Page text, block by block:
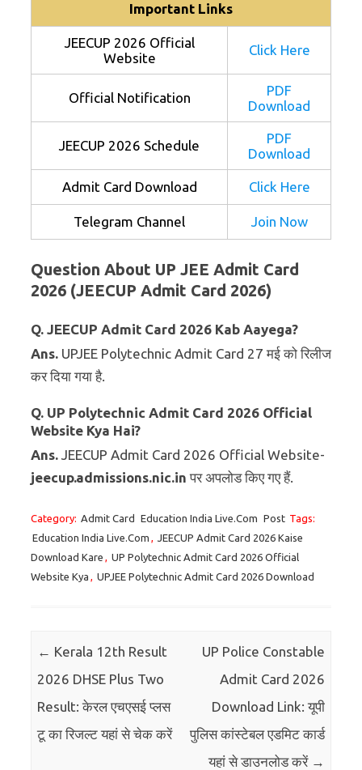
Important Links
JEECUP 2026 Official
Website
Click Here
Official Notification
PDF
Download
JEECUP 2026 Schedule
PDF
Download
Admit Card Download Click Here
Telegram Channel Join Now
Question About UP JEE Admit Card
2026 (JEECUP Admit Card 2026)
Q. JEECUP Admit Card 2026 Kab Aayega?
Ans. UPJEE Polytechnic Admit Card 27 मई को रिलीज
कर दिया गया है.
Q. UP Polytechnic Admit Card 2026 Official
Website Kya Hai?
Ans. JEECUP Admit Card 2026 Official Website-
jeecup.admissions.nic.in पर अपलोड किए गए हैं.
Category: Admit Card Education India Live.Com Post Tags:
Education India Live.Com , JEECUP Admit Card 2026 Kaise
Download Kare , UP Polytechnic Admit Card 2026 Official
Website Kya , UPJEE Polytechnic Admit Card 2026 Download
Post navigation
← Kerala 12th Result
2026 DHSE Plus Two
Result: केरल एचएसई प्लस
टू का रिजल्ट यहां से चेक करें
UP Police Constable
Admit Card 2026
Download Link: यूपी
पुलिस कांस्टेबल एडमिट कार्ड
यहां से डाउनलोड करें →